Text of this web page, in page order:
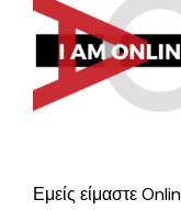
Εμείς είμαστε